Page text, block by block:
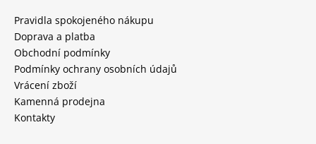
Pravidla spokojeného nákupu
Doprava a platba
Obchodní podmínky
Podmínky ochrany osobních údajů
Vrácení zboží
Kamenná prodejna
Kontakty